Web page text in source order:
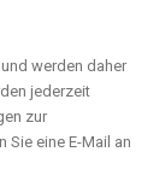
werden daher
jederzeit
zur
Sie eine E-Mail an